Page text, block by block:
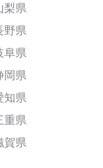
梨県
野県
阜県
岡県
知県
重県
賀県